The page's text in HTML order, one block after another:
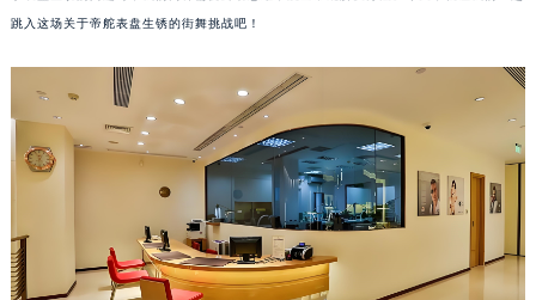
跳入这场关于帝舵表盘生锈的街舞挑战吧！